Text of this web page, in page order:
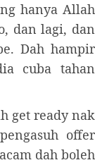
hanya Allah
dan lagi, dan
Dah hampir
cuba tahan
get ready nak
offer
dah boleh